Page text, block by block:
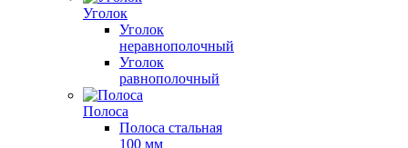
Уголок
Уголок
неравнополочный
Уголок
равнополочный
Полоса
Полоса стальная
100 мм